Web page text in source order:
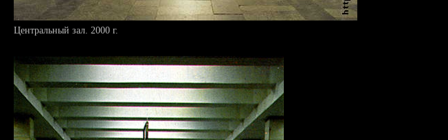
Центральный зал. 2000 г.